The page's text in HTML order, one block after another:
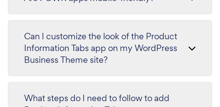
Can I customize the look of the Product
Information Tabs app on my WordPress
Business Theme site?
What steps do I need to follow to add